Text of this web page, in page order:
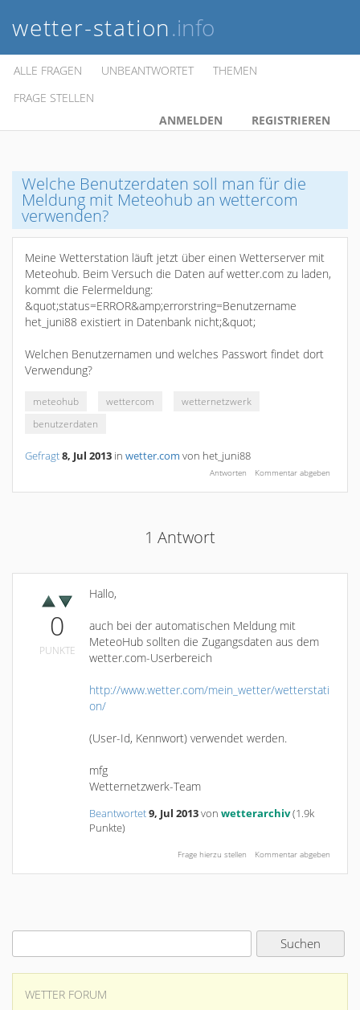
wetter-station.info
ALLE FRAGEN UNBEANTWORTET
THEMEN
FRAGE STELLEN
ANMELDEN
REGISTRIEREN
Welche Benutzerdaten soll man für die
Meldung mit Meteohub an wettercom
verwenden?
Meine Wetterstation läuft jetzt über einen Wetterserver mit
Meteohub. Beim Versuch die Daten auf wetter.com zu laden,
kommt die Felermeldung:
&quot;status=ERROR&amp;errorstring=Benutzername
het_juni88 existiert in Datenbank nicht;&quot;
Welchen Benutzernamen und welches Passwort findet dort
Verwendung?
meteohub wettercom
wetternetzwerk
benutzerdaten
Gefragt8, Jul 2013 in wetter.com von het_juni88
1 Antwort
0
PUNKTE
Hallo,
auch bei der automatischen Meldung mit
MeteoHub sollten die Zugangsdaten aus dem
wetter.com-Userbereich
http://www.wetter.com/mein_wetter/wetterstati
on/
(User-Id, Kennwort) verwendet werden.
mfg
Wetternetzwerk-Team
Beantwortet9, Jul 2013von wetterarchiv(1.9k
Punkte)
WETTER FORUM